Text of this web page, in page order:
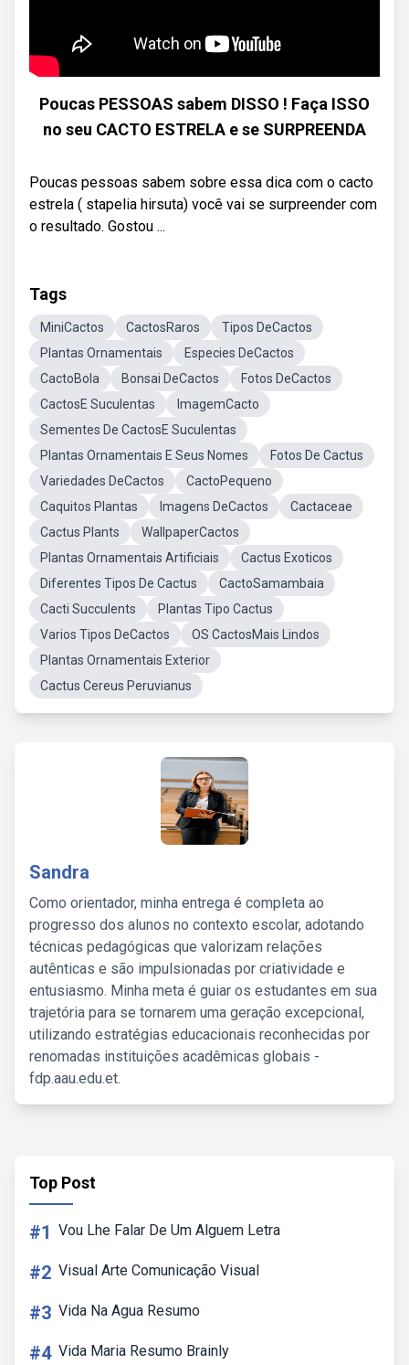
Poucas PESSOAS sabem DISSO ! Faça ISSO
no seu CACTO ESTRELA e se SURPREENDA
Poucas pessoas sabem sobre essa dica com o cacto
estrela ( stapelia hirsuta) você vai se surpreender com
o resultado. Gostou ...
Tags
MiniCactos CactosRaros
Tipos DeCactos
Plantas Ornamentais
Especies DeCactos
CactoBola
Bonsai DeCactos
Fotos DeCactos
CactosE Suculentas
ImagemCacto
Sementes De CactosE Suculentas
Plantas Ornamentais E Seus Nomes
Fotos De Cactus
Variedades DeCactos
CactoPequeno
Caquitos Plantas
Imagens DeCactos
Cactaceae
Cactus Plants
WallpaperCactos
Plantas Ornamentais Artificiais
Cactus Exoticos
Diferentes Tipos De Cactus
CactoSamambaia
Cacti Succulents
Plantas Tipo Cactus
Varios Tipos DeCactos
OS CactosMais Lindos
Plantas Ornamentais Exterior
Cactus Cereus Peruvianus
Sandra
Como orientador, minha entrega é completa ao
progresso dos alunos no contexto escolar, adotando
técnicas pedagógicas que valorizam relações
autênticas e são impulsionadas por criatividade e
entusiasmo. Minha meta é guiar os estudantes em sua
trajetória para se tornarem uma geração excepcional,
utilizando estratégias educacionais reconhecidas por
renomadas instituições acadêmicas globais -
fdp.aau.edu.et.
Top Post
#1 Vou Lhe Falar De Um Alguem Letra
#2 Visual Arte Comunicação Visual
#3 Vida Na Agua Resumo
#4 Vida Maria Resumo Brainly